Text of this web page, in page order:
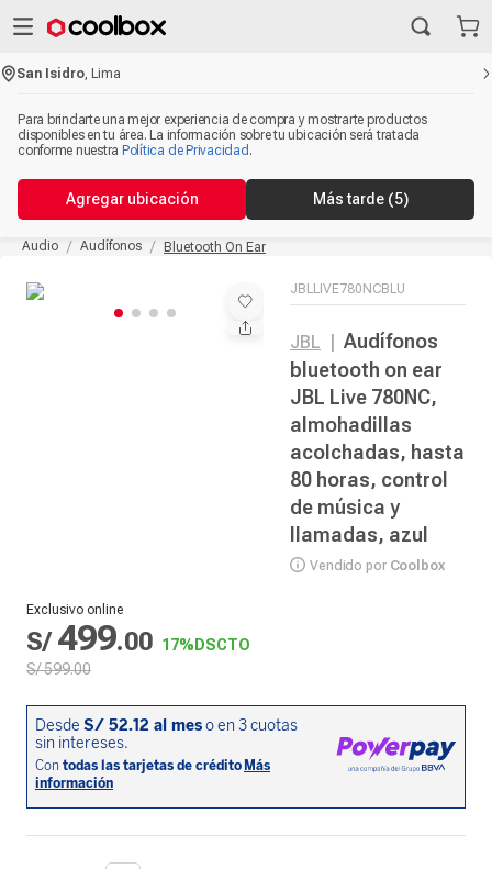
San Isidro ,Lima
Para brindarte una mejor experiencia de compra y mostrarte productos
disponibles en tu área. La información sobre tu ubicación será tratada
conforme nuestra Política de Privacidad .
Agregar ubicación Más tarde (5)
Audio Audífonos Bluetooth On Ear
JBLLIVE780NCBLU
JBL
Audífonos
bluetooth on ear
JBL Live 780NC,
almohadillas
acolchadas, hasta
80 horas, control
de música y
llamadas, azul
Vendido por Coolbox
Exclusivo online
S/ 499.00 17% DSCTO
S/599.00